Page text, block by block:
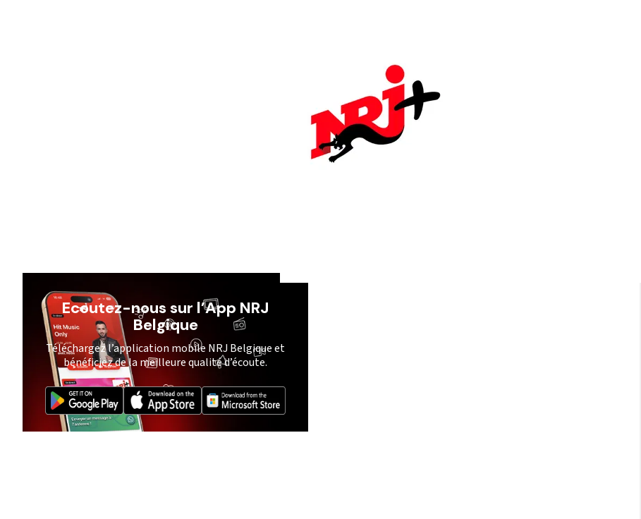
Ecoutez-nous sur l’App NRJ
Belgique
Téléchargez l’application mobile NRJ Belgique et
bénéficiez de la meilleure qualité d’écoute.